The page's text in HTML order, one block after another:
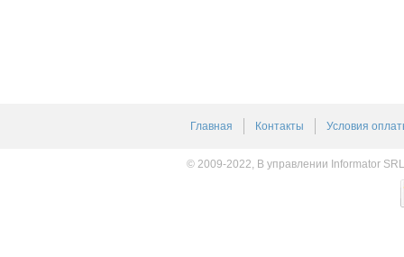
Главная Контакты Условия
© 2009-2022, В управлении Informator SRL